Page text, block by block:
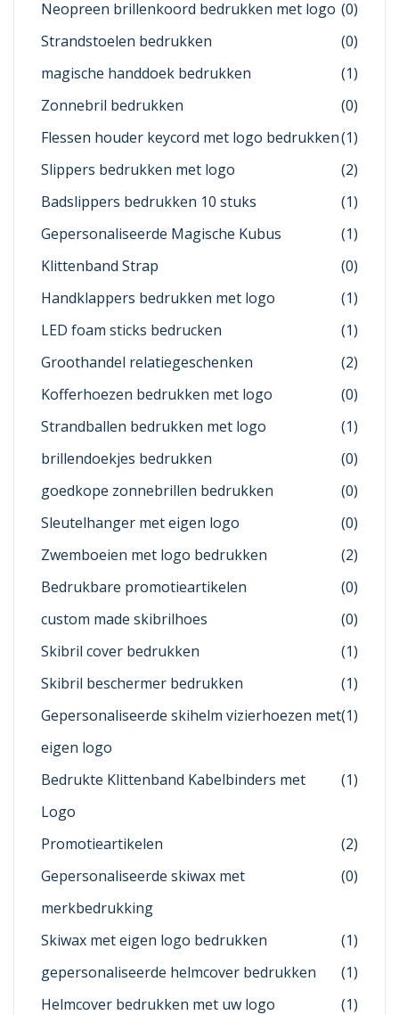
Neopreen brillenkoord bedrukken met logo (0)
Strandstoelen bedrukken
(0)
magische handdoek bedrukken
(1)
Zonnebril bedrukken
(0)
Flessen houder keycord met logo bedrukken(1)
Slippers bedrukken met logo
(2)
Badslippers bedrukken 10 stuks
(1)
Gepersonaliseerde Magische Kubus
(1)
Klittenband Strap
(0)
Handklappers bedrukken met logo
(1)
LED foam sticks bedrucken
(1)
Groothandel relatiegeschenken
(2)
Kofferhoezen bedrukken met logo
(0)
Strandballen bedrukken met logo
(1)
brillendoekjes bedrukken
(0)
goedkope zonnebrillen bedrukken
(0)
Sleutelhanger met eigen logo
(0)
Zwemboeien met logo bedrukken
(2)
Bedrukbare promotieartikelen
(0)
custom made skibrilhoes
(0)
Skibril cover bedrukken
(1)
Skibril beschermer bedrukken
(1)
Gepersonaliseerde skihelm vizierhoezen met
eigen logo
(1)
Bedrukte Klittenband Kabelbinders met
Logo
(1)
Promotieartikelen
(2)
Gepersonaliseerde skiwax met
merkbedrukking
(0)
Skiwax met eigen logo bedrukken
(1)
gepersonaliseerde helmcover bedrukken
(1)
Helmcover bedrukken met uw logo
(1)